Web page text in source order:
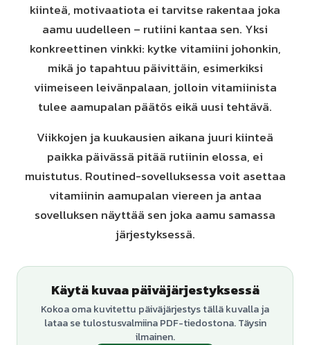
kiinteä, motivaatiota ei tarvitse rakentaa joka
aamu uudelleen – rutiini kantaa sen. Yksi
konkreettinen vinkki: kytke vitamiini johonkin,
mikä jo tapahtuu päivittäin, esimerkiksi
viimeiseen leivänpalaan, jolloin vitamiinista
tulee aamupalan päätös eikä uusi tehtävä.
Viikkojen ja kuukausien aikana juuri kiinteä
paikka päivässä pitää rutiinin elossa, ei
muistutus. Routined-sovelluksessa voit asettaa
vitamiinin aamupalan viereen ja antaa
sovelluksen näyttää sen joka aamu samassa
järjestyksessä.
Käytä kuvaa päiväjärjestyksessä
Kokoa oma kuvitettu päiväjärjestys tällä kuvalla ja
lataa se tulostusvalmiina PDF-tiedostona. Täysin
ilmainen.